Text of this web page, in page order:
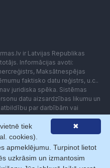
ir Latvijas Republikas
Informācijas avoti:
Maksātnespējas
faktisko datu reģistrs, u.c..
juridiska spēka. Sistēmas
datu aizsardzības likumu un
par darbībām vai
Lietotājam aizliegts
vai iekārtas (robotus)
ar Firmas.lv. Galvenā
Norēķini ar
✖
tiek
cookies).
apmeklējumu. Turpinot lietot
uzkrāsim un izmantosim